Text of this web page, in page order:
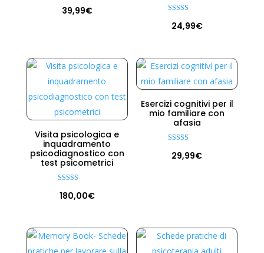
5.00
su 5
39,99€
5.00
su 5
24,99€
Visita psicologica e
inquadramento
psicodiagnostico con
test psicometrici
5.00
su 5
180,00€
Esercizi cognitivi per il
mio familiare con
afasia
4.67
su 5
29,99€